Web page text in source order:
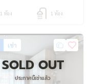
1 ห้อง 1 ห้อง
เช่า
SOLD OUT
ประกาศนี้เช่าแล้ว